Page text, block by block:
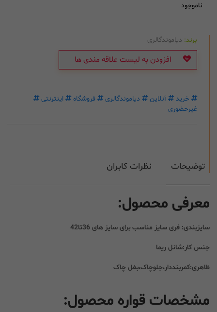
ناموجود
برند: دیاموندگالری
افزودن به لیست علاقه مندی ها
خرید آنلاین دیاموندگالری فروشگاه
اینترنتی
غیرحضوری
توضیحات نظرات کابران
معرفی محصول:
سایزبندی: فری سایز مناسب برای سایز های 36تا42
جنس کار:شانل ریما
ظاهری:کمربنددار،جلوچاک،بغل چاک
مشخصات قواره محصول: